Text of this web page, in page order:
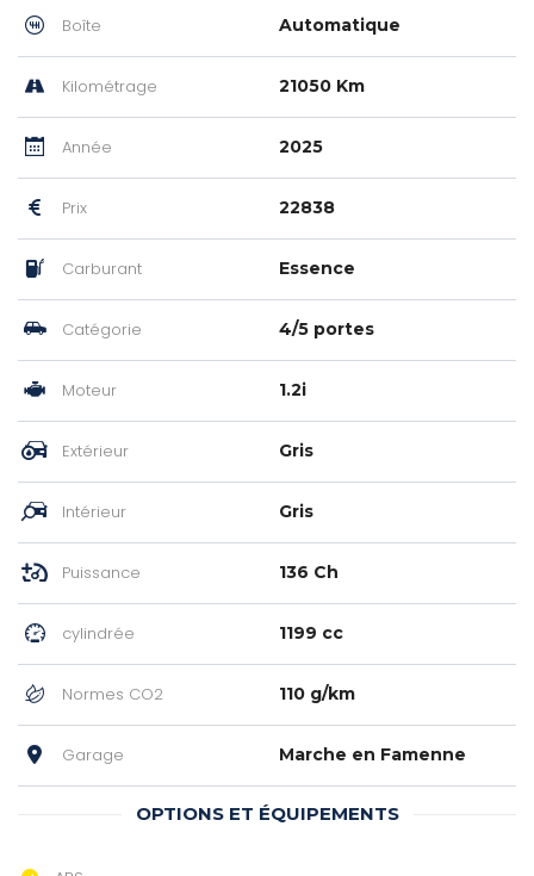
Boîte Automatique
Kilométrage 21050 Km
Année 2025
Prix 22838
Carburant Essence
Catégorie 4/5 portes
Moteur 1.2i
Extérieur Gris
Intérieur Gris
Puissance 136 Ch
cylindrée 1199 cc
Normes CO2 110 g/km
Garage Marche en Famenne
OPTIONS ET ÉQUIPEMENTS